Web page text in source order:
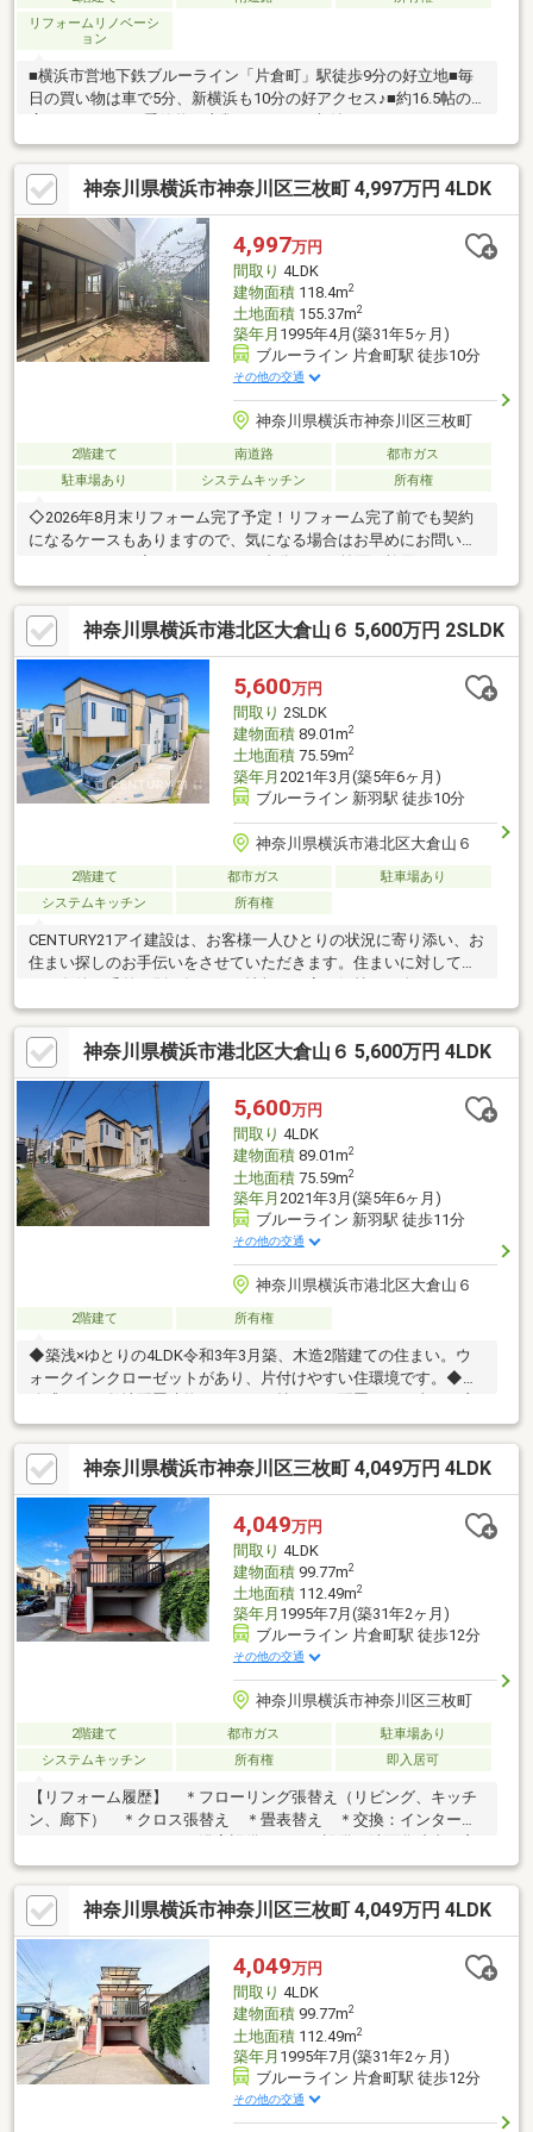
リフォームリノベーシ
ョン
■横浜市営地下鉄ブルーライン「片倉町」駅徒歩9分の好立地■毎
日の買い物は車で5分、新横浜も10分の好アクセス♪■約16.5帖の
広々としたLDK■季節物の衣類もスッキリ収納できるウォークイン
クローゼット■駐車スペース有り――リフォーム内容（2026年8月
下旬完了予定）――・床材/クロス交換 ・キッチン/洗面化粧台/
トイレ交換 ・建具交換 ・屋根/外壁塗装 ・ハウスクリーニン
グ等 ・インターホン交換 ・内外装リフォーム ・駐車スペー
ス有 ・住宅瑕疵担保保険加入予定 等／お気軽にお問い合わせ
ください。皆さまからのご連絡をお待ちしております！＼
神奈川県横浜市神奈川区三枚町 4,997万円 4LDK
4,997万円
間取り 4LDK
建物面積118.4m2
土地面積155.37m2
築年月 1995年4月(築31年5ヶ月)
ブルーライン 片倉町駅 徒歩10分
その他の交通
神奈川県横浜市神奈川区三枚町
2階建て 南道路
都市ガス
駐車場あり
システムキッチン 所有権
◇2026年8月末リフォーム完了予定！リフォーム完了前でも契約
になるケースもありますので、気になる場合はお早めにお問い合
があるため、運転が苦手な方でも楽に駐車できます。横約2.47
ｍ・奥行約4.99ｍです。（測量図をもとに計測）◇全面道路は私
道のため車通りが少なく、子育て環境にもピッタリです！周辺も
子育て世代が多くお住まいです♪岸根公園にお出かけがおすすめ！
◇約12.0帖の地下室あり！眺望・日当たり良好！WIC付き！珍し
い作りなので、ぜひご覧いただきたいポイントです！◇お庭あり
♪
神奈川県横浜市港北区大倉山６ 5,600万円 2SLDK
5,600万円
間取り 2SLDK
建物面積89.01m2
土地面積75.59m2
築年月 2021年3月(築5年6ヶ月)
ブルーライン 新羽駅 徒歩10分
神奈川県横浜市港北区大倉山６
2階建て 都市ガス
駐車場あり
システムキッチン
所有権
CENTURY21アイ建設は、お客様一人ひとりの状況に寄り添い、お
住まい探しのお手伝いをさせていただきます。住まいに対して求
める条件は千差万別。知りたい情報や不安な気持ちも人それぞ
れ。だからこそマニュアルではなく、お客様にあわせたオーダー
メイドのサポートを。物件探しからその先の新生活も、良き伴走
者として並走させていただきます。多少難しそうなご条件でも、
まずはご相談ください。グループ創業40年の経験とノウハウ・情
報量で、きっとお客様のご期待にお応えします。いちばん話しや
すいいちばん分かりやすいいちばんワクワクする不動産ネットワ
ークへCENTURY21アイ建設
神奈川県横浜市港北区大倉山６ 5,600万円 4LDK
5,600万円
間取り 4LDK
建物面積89.01m2
土地面積75.59m2
築年月 2021年3月(築5年6ヶ月)
ブルーライン 新羽駅 徒歩11分
その他の交通
神奈川県横浜市港北区大倉山６
2階建て 所有権
◆築浅×ゆとりの4LDK令和3年3月築、木造2階建ての住まい。ウ
ォークインクローゼットがあり、片付けやすい住環境です。◆開
好。LDKには床暖房も完備し、冬も足元から暖かく過ごせます。
◆生活施設が徒歩圏に充実コンビニ徒歩5分、ドラッグストア徒
歩10分、小学校徒歩11分など、毎日の暮らしに便利な施設が揃っ
ています。◆新横浜方面へのアクセス横浜市営地下鉄ブルーライ
ン「新羽駅」徒歩11分。新横浜・横浜方面への移動がしやすい立
地です。
神奈川県横浜市神奈川区三枚町 4,049万円 4LDK
4,049万円
間取り 4LDK
建物面積99.77m2
土地面積112.49m2
築年月 1995年7月(築31年2ヶ月)
ブルーライン 片倉町駅 徒歩12分
その他の交通
神奈川県横浜市神奈川区三枚町
2階建て 都市ガス
駐車場あり
システムキッチン
所有権 即入居可
【リフォーム履歴】 ＊フローリング張替え（リビング、キッチ
ン、廊下） ＊クロス張替え ＊畳表替え ＊交換：インターホ
関ドア【物件ご案内】 ＊2026年7月に室内クリーニング、白蟻
点検、予定です ＊北西角地の為、採光、通風、開放感◎で
す！ ＊テラスとバルコニー付き、お洗濯物もたくさん干せま
す ＊収納豊富な間取りです ・周辺には公園や生活施設が点在
し、暮らしやすい環境の落ち着いた街並みです●室内のご案内に
加えまして、公園や生活環境も併せてご案内させていただきます
ま～～お気軽に当店までご連絡ください～～
神奈川県横浜市神奈川区三枚町 4,049万円 4LDK
4,049万円
間取り 4LDK
建物面積99.77m2
土地面積112.49m2
築年月 1995年7月(築31年2ヶ月)
ブルーライン 片倉町駅 徒歩12分
その他の交通